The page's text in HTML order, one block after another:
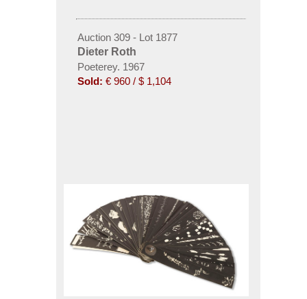
Auction 309 - Lot 1877
Dieter Roth
Poeterey. 1967
Sold: € 960 / $ 1,104